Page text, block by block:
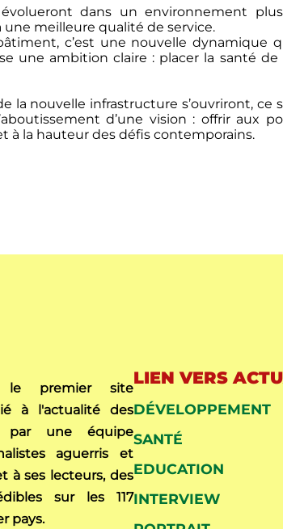
dans un environnement
meilleure qualité de service.
c’est une nouvelle dynamique
une ambition claire : placer la santé
la nouvelle infrastructure s’ouvriront, ce
d’une vision : offrir aux
à la hauteur des défis contemporains.
le premier site
à l'actualité des
par une équipe
aguerris et
à ses lecteurs, des
sur les 117
pays.
LIEN VERS
DÉVELOPPEMENT
SANTÉ
EDUCATION
INTERVIEW